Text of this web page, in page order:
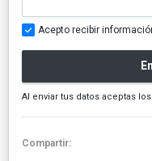
Acepto recibir
Al enviar tus datos aceptas los
Compartir: